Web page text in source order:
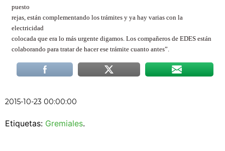
puesto
rejas, están complementando los trámites y ya hay varias con la
electricidad
colocada que era lo más urgente digamos. Los compañeros de EDES están
colaborando para tratar de hacer ese trámite cuanto antes”.
2015-10-23 00:00:00
Etiquetas: Gremiales.